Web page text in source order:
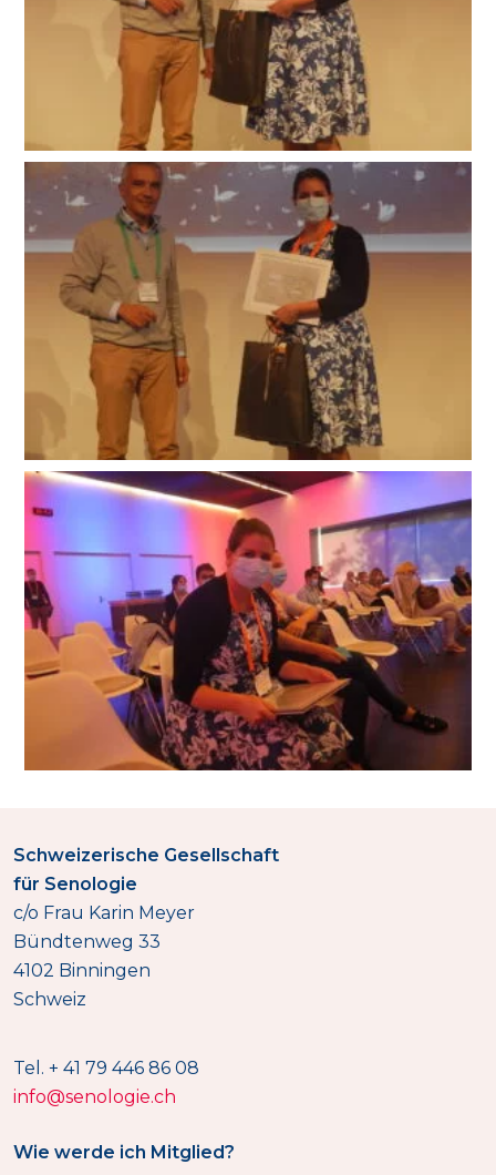
Schweizerische Gesellschaft
für Senologie
c/o Frau Karin Meyer
Bündtenweg 33
4102 Binningen
Schweiz
Tel. + 41 79 446 86 08
info@senologie.ch
Wie werde ich Mitglied?